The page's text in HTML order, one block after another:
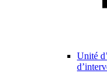
Unité